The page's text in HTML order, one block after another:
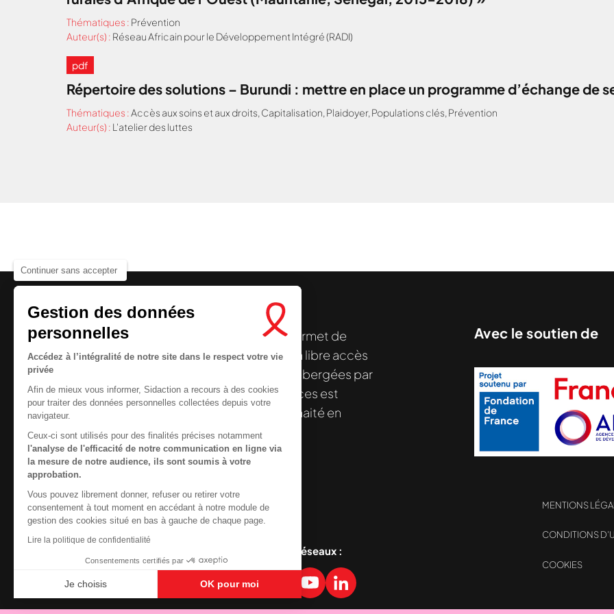
Continuer sans accepter
Gestion des données
personnelles
Accédez à l’intégralité de notre site dans le respect votre vie
privée
Afin de mieux vous informer, Sidaction a recours à des cookies
pour traiter des données personnelles collectées depuis votre
navigateur.
Ceux-ci sont utilisés pour des finalités précises notamment
l'analyse de l'efficacité de notre communication en ligne via
la mesure de notre audience, ils sont soumis à votre
approbation.
Vous pouvez librement donner, refuser ou retirer votre
consentement à tout moment en accédant à notre module de
gestion des cookies situé en bas à gauche de chaque page.
Lire la politique de confidentialité
Consentements certifiés par
Je choisis OK pour moi
Plateforme de Gestion du Consentement : Personnalisez vos Options
Thématiques : Prévention
Auteur(s) : Réseau Africain pour le Développement Intégré (RADI)
pdf
Répertoire des solutions – Burundi : mettre en place un programme d’échange de
Thématiques :Accès aux soins et aux droits, Capitalisation, Plaidoyer, Populations clés, Prévention
Auteur(s) : L'atelier des luttes
Nous cherchons le contenu demandé....
Le centre de ressources de Sidactionpermet de
disposer de ressources francophones en libre accès
. À l’origine, hébergées par
la Plateforme ELSA, le Centre de ressources est
désormais gérée par Sidaction qui a souhaité en
reprendre le pilotage.
Avec le soutien de
Contactez-nous
Newsletter
Nous suivre sur les réseaux :
MENTIONS
CONDITIONS
COOKIES